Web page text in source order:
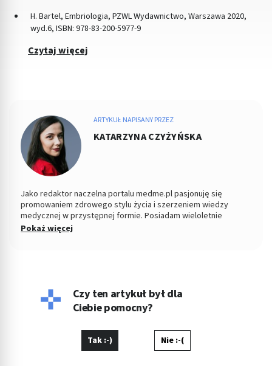
H. Bartel, Embriologia, PZWL Wydawnictwo, Warszawa 2020,
wyd.6, ISBN: 978-83-200-5977-9
Czytaj więcej
ARTYKUŁ NAPISANY PRZEZ
KATARZYNA CZYŻYŃSKA
Jako redaktor naczelna portalu medme.pl pasjonuję się
promowaniem zdrowego stylu życia i szerzeniem wiedzy
medycznej w przystępnej formie. Posiadam wieloletnie
doświadczenie w dziedzinie dziennikarstwa medycznego, a
branży. Zawsze szukam nowych sposobów na angażowanie
naszej społeczności i uważam, że edukacja zdrowotna jest
kluczem do poprawy jakości życia każdego z nas.
Pokaż więcej
Czy ten artykuł był dla
Ciebie pomocny?
Tak :-) Nie :-(